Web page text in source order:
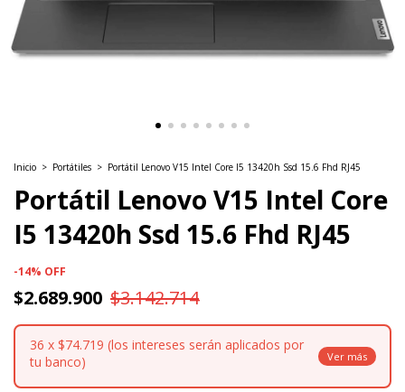
Inicio > Portátiles > Portátil Lenovo V15 Intel Core I5 13420h Ssd 15.6 Fhd RJ45
Portátil Lenovo V15 Intel Core
I5 13420h Ssd 15.6 Fhd RJ45
-14% OFF
$2.689.900 $3.142.714
36 x $74.719 (los intereses serán aplicados por
tu banco)